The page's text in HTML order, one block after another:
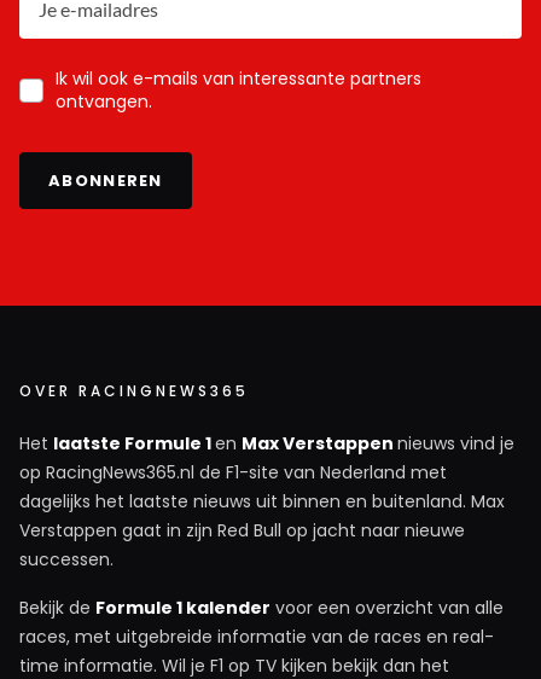
Ik wil ook e-mails van interessante partners
ontvangen.
ABONNEREN
OVER RACINGNEWS365
Het laatste Formule 1en Max Verstappen nieuws vind je
op RacingNews365.nl de F1-site van Nederland met
dagelijks het laatste nieuws uit binnen en buitenland. Max
Verstappen gaat in zijn Red Bull op jacht naar nieuwe
successen.
Bekijk de Formule 1 kalender voor een overzicht van alle
races, met uitgebreide informatie van de races en real-
time informatie. Wil je F1 op TV kijken bekijk dan het